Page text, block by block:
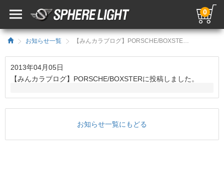
0
お知らせ一覧 【みんカラブログ】PORSCHE/BOXSTERに投稿しました。／HIDキット｜LEDヘッドライト販売のスフィアライト
2013年04月05日
【みんカラブログ】PORSCHE/BOXSTERに投稿しました。
お知らせ一覧にもどる